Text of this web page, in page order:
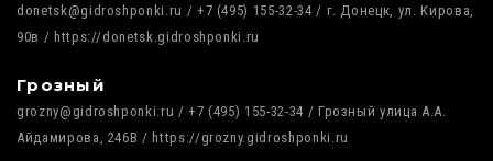
donetsk@gidroshponki.ru / +7 (495) 155-32-34 / г. Донецк, ул. Кирова,
90в / https://donetsk.gidroshponki.ru
Грозный
grozny@gidroshponki.ru / +7 (495) 155-32-34 / Грозный улица А.А.
Айдамирова, 246В / https://grozny.gidroshponki.ru